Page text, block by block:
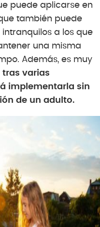
puede aplicarse en
también puede
a los que
una misma
Además, es muy
tras varias
implementarla sin
de un adulto.